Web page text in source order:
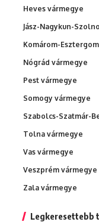
Heves vármegye
Jász-Nagykun-
Komárom-
Nógrád vármegye
Pest vármegye
Somogy vármegye
Szabolcs-Szatmár-
Tolna vármegye
Vas vármegye
Veszprém vármegye
Zala vármegye
Legkeresettebb